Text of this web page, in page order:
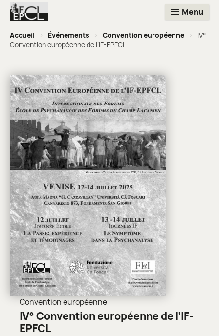
Menu
Accueil > Événements > Convention européenne >
IV°
Convention européenne de l’IF-EPFCL
Convention européenne
IV° Convention européenne de l’IF-
EPFCL